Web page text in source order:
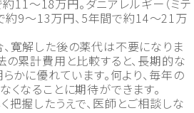
11～18万円。ダニアレルギー（ミテ
約9～13万円、5年間で約14～21万
寛解した後の薬代は不要になりま
の累計費用と比較すると、長期的な
かに優れています。何より、毎年の
なることに期待ができます。
把握したうえで、医師とご相談しな